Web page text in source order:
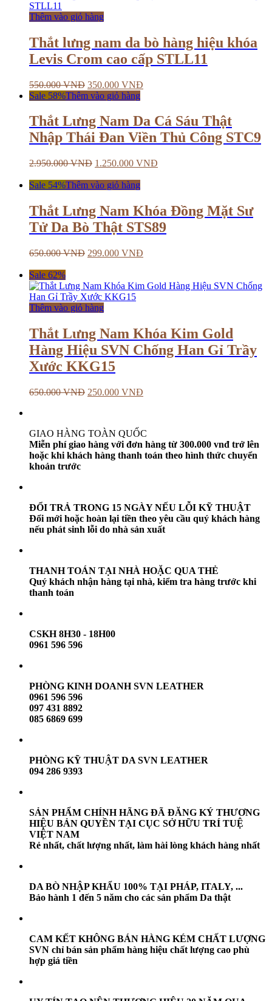
Thêm vào giỏ hàng
Thắt lưng nam da bò hàng hiệu khóa
Levis Crom cao cấp STLL11
550.000VNĐ 350.000 VNĐ
Sale 58%Thêm vào giỏ hàng
Thắt Lưng Nam Da Cá Sáu Thật
Nhập Thái Đan Viền Thủ Công STC9
2.950.000VNĐ 1.250.000 VNĐ
Sale 54%Thêm vào giỏ hàng
Thắt Lưng Nam Khóa Đồng Mặt Sư
Tử Da Bò Thật STS89
650.000VNĐ 299.000 VNĐ
Sale 62%
Thêm vào giỏ hàng
Thắt Lưng Nam Khóa Kim Gold
Hàng Hiệu SVN Chống Han Gỉ Trầy
Xước KKG15
650.000VNĐ 250.000 VNĐ
GIAO HÀNG TOÀN QUỐC
Miễn phí giao hàng với đơn hàng từ 300.000 vnđ trở lên
hoặc khi khách hàng thanh toán theo hình thức chuyển
khoản trước
ĐỔI TRẢ TRONG 15 NGÀY NẾU LỖI KỸ THUẬT
Đổi mới hoặc hoàn lại tiền theo yêu cầu quý khách hàng
nếu phát sinh lỗi do nhà sản xuất
THANH TOÁN TẠI NHÀ HOẶC QUA THẺ
Quý khách nhận hàng tại nhà, kiểm tra hàng trước khi
thanh toán
CSKH 8H30 - 18H00
0961 596 596
PHÒNG KINH DOANH SVN LEATHER
0961 596 596
097 431 8892
085 6869 699
PHÒNG KỸ THUẬT DA SVN LEATHER
094 286 9393
SẢN PHẨM CHÍNH HÃNG ĐÃ ĐĂNG KÝ THƯƠNG
HIỆU BẢN QUYỀN TẠI CỤC SỞ HỮU TRÍ TUỆ
VIỆT NAM
Rẻ nhất, chất lượng nhất, làm hài lòng khách hàng nhất
DA BÒ NHẬP KHẨU 100% TẠI PHÁP, ITALY, ...
Bảo hành 1 đến 5 năm cho các sản phẩm Da thật
CAM KẾT KHÔNG BÁN HÀNG KÉM CHẤT LƯỢNG
SVN chỉ bán sản phẩm hàng hiệu chất lượng cao phù
hợp giá tiền